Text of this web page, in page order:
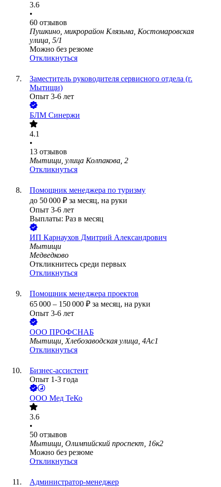
3.6
•
60 отзывов
Пушкино, микрорайон Клязьма, Костомаровская
улица, 5/1
Можно без резюме
Откликнуться
Заместитель руководителя сервисного отдела (г.
Мытищи)
Опыт 3-6 лет
БЛМ Синержи
4.1
•
13 отзывов
Мытищи, улица Колпакова, 2
Откликнуться
Помощник менеджера по туризму
до 50 000 ₽ за месяц, на руки
Опыт 3-6 лет
Выплаты: Раз в месяц
ИП Карнаухов Дмитрий Александрович
Мытищи
Медведково
Откликнитесь среди первых
Откликнуться
Помощник менеджера проектов
65 000 – 150 000 ₽ за месяц, на руки
Опыт 3-6 лет
ООО ПРОФСНАБ
Мытищи, Хлебозаводская улица, 4Ас1
Откликнуться
Бизнес-ассистент
Опыт 1-3 года
ООО Мед ТеКо
3.6
•
50 отзывов
Мытищи, Олимпийский проспект, 16к2
Можно без резюме
Откликнуться
Администратор-менеджер